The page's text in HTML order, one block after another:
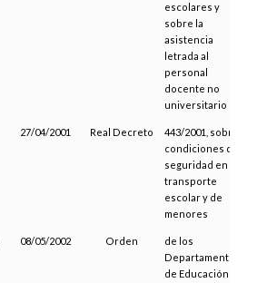
escolares y
sobre la
asistencia
letrada al
personal
docente no
universitario
27/04/2001 Real Decreto
443/2001, sobre
condiciones de
seguridad en el
transporte
escolar y de
menores
08/05/2002 Orden
de los
Departamentos
de Educación y